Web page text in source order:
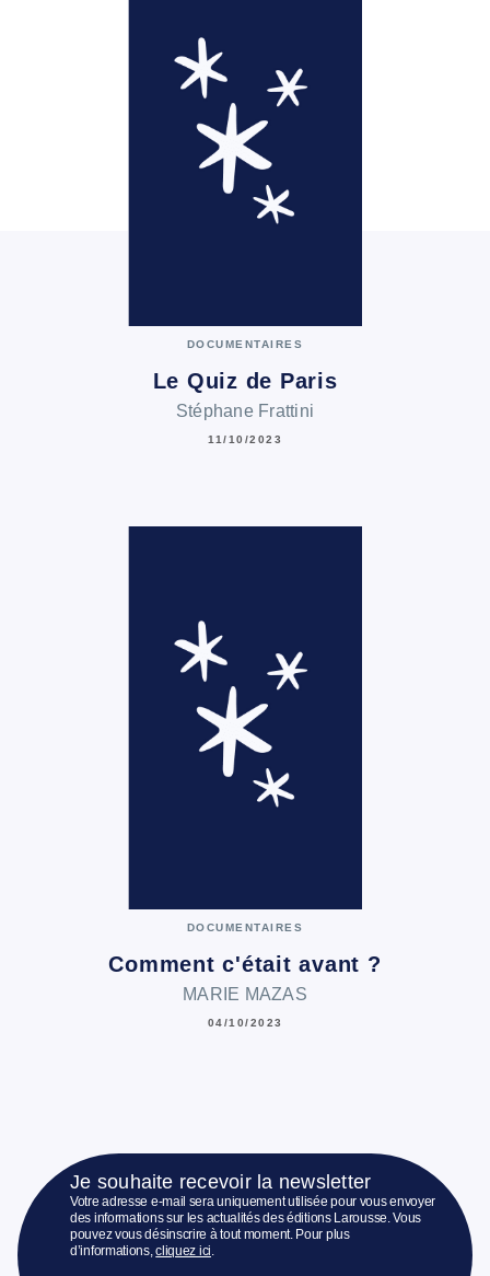
DOCUMENTAIRES
Le Quiz de Paris
Stéphane Frattini
11/10/2023
DOCUMENTAIRES
Comment c'était avant ?
MARIE MAZAS
04/10/2023
Je souhaite recevoir la newsletter
Votre adresse e-mail sera uniquement utilisée pour vous envoyer
des informations sur les actualités des éditions Larousse. Vous
pouvez vous désinscrire à tout moment. Pour plus
d’informations,cliquez ici